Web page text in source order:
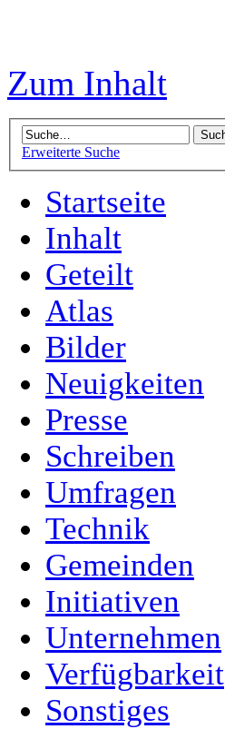
Zum Inhalt
Erweiterte Suche
Startseite
Inhalt
Geteilt
Atlas
Bilder
Neuigkeiten
Presse
Schreiben
Umfragen
Technik
Gemeinden
Initiativen
Unternehmen
Verfügbarkeit
Sonstiges